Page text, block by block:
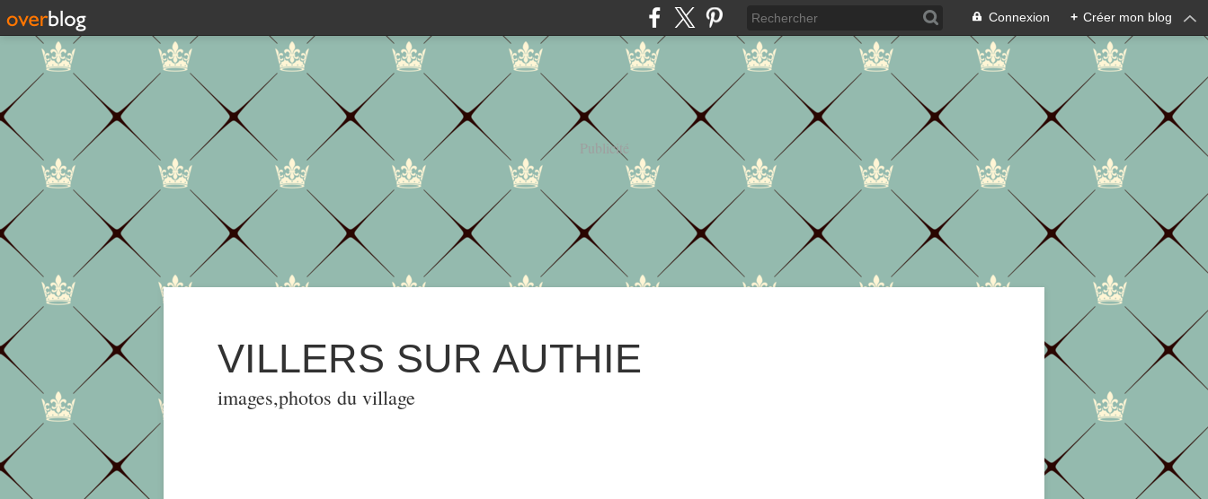
Connexion + Créer mon blog
Publicité
VILLERS SUR AUTHIE
images,photos du village